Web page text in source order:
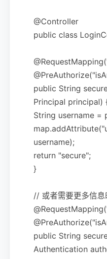
@Controller
public class
public String
Principal principal)
String username =
username);
return "secure";
}
// 或者需要更多信息
public String
Authentication